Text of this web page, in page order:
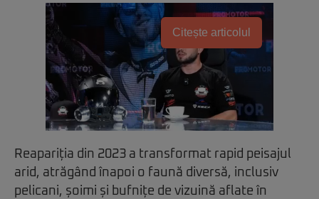
Citește articolul
Reapariția din 2023 a transformat rapid peisajul
arid, atrăgând înapoi o faună diversă, inclusiv
pelicani, șoimi și bufnițe de vizuină aflate în